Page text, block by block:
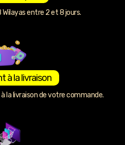
Wilayas entre 2 et 8 jours.
à la livraison
la livraison de votre commande.